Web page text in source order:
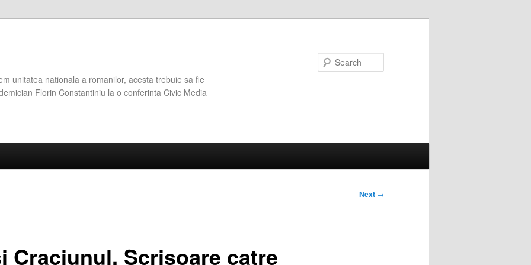
unitatea nationala a romanilor, acesta trebuie sa fie
Florin Constantiniu la o conferinta Civic Media
Next →
Craciunul. Scrisoare catre